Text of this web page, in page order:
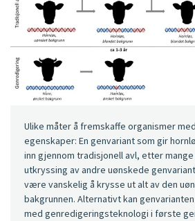
Ulike måter å fremskaffe organismer
egenskaper: En genvariant som gir
inn gjennom tradisjonell avl, etter
utkryssing av andre uønskede
være vanskelig å krysse ut alt av den
bakgrunnen. Alternativt kan
med genredigeringsteknologi i første